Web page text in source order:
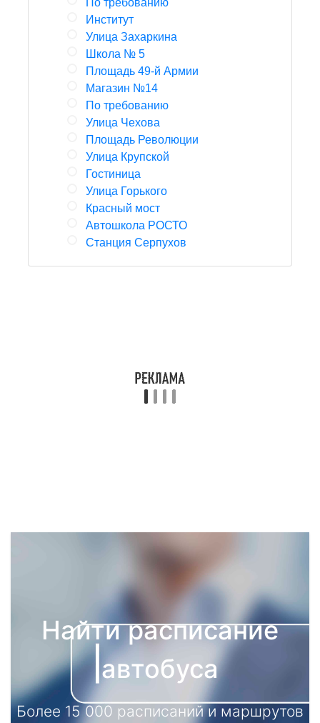
По требованию
Институт
Улица Захаркина
Школа № 5
Площадь 49-й Армии
Магазин №14
По требованию
Улица Чехова
Площадь Революции
Улица Крупской
Гостиница
Улица Горького
Красный мост
Автошкола РОСТО
Станция Серпухов
Найти расписание
автобуса
Более 15 000 расписаний и маршрутов